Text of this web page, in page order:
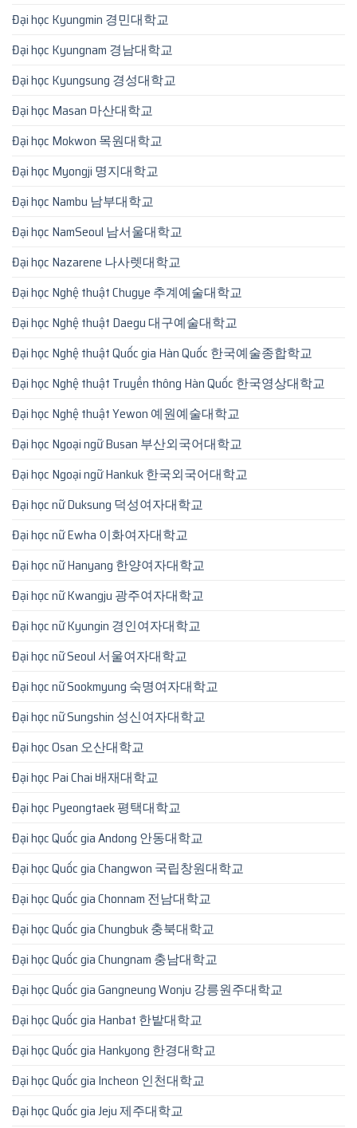
Đại học Kyungmin 경민대학교
Đại học Kyungnam 경남대학교
Đại học Kyungsung 경성대학교
Đại học Masan 마산대학교
Đại học Mokwon 목원대학교
Đại học Myongji 명지대학교
Đại học Nambu 남부대학교
Đại học NamSeoul 남서울대학교
Đại học Nazarene 나사렛대학교
Đại học Nghệ thuật Chugye 추계예술대학교
Đại học Nghệ thuật Daegu 대구예술대학교
Đại học Nghệ thuật Quốc gia Hàn Quốc 한국예술종합학교
Đại học Nghệ thuật Truyền thông Hàn Quốc 한국영상대학교
Đại học Nghệ thuật Yewon 예원예술대학교
Đại học Ngoại ngữ Busan 부산외국어대학교
Đại học Ngoại ngữ Hankuk 한국외국어대학교
Đại học nữ Duksung 덕성여자대학교
Đại học nữ Ewha 이화여자대학교
Đại học nữ Hanyang 한양여자대학교
Đại học nữ Kwangju 광주여자대학교
Đại học nữ Kyungin 경인여자대학교
Đại học nữ Seoul 서울여자대학교
Đại học nữ Sookmyung 숙명여자대학교
Đại học nữ Sungshin 성신여자대학교
Đại học Osan 오산대학교
Đại học Pai Chai 배재대학교
Đại học Pyeongtaek 평택대학교
Đại học Quốc gia Andong 안동대학교
Đại học Quốc gia Changwon 국립창원대학교
Đại học Quốc gia Chonnam 전남대학교
Đại học Quốc gia Chungbuk 충북대학교
Đại học Quốc gia Chungnam 충남대학교
Đại học Quốc gia Gangneung Wonju 강릉원주대학교
Đại học Quốc gia Hanbat 한밭대학교
Đại học Quốc gia Hankyong 한경대학교
Đại học Quốc gia Incheon 인천대학교
Đại học Quốc gia Jeju 제주대학교